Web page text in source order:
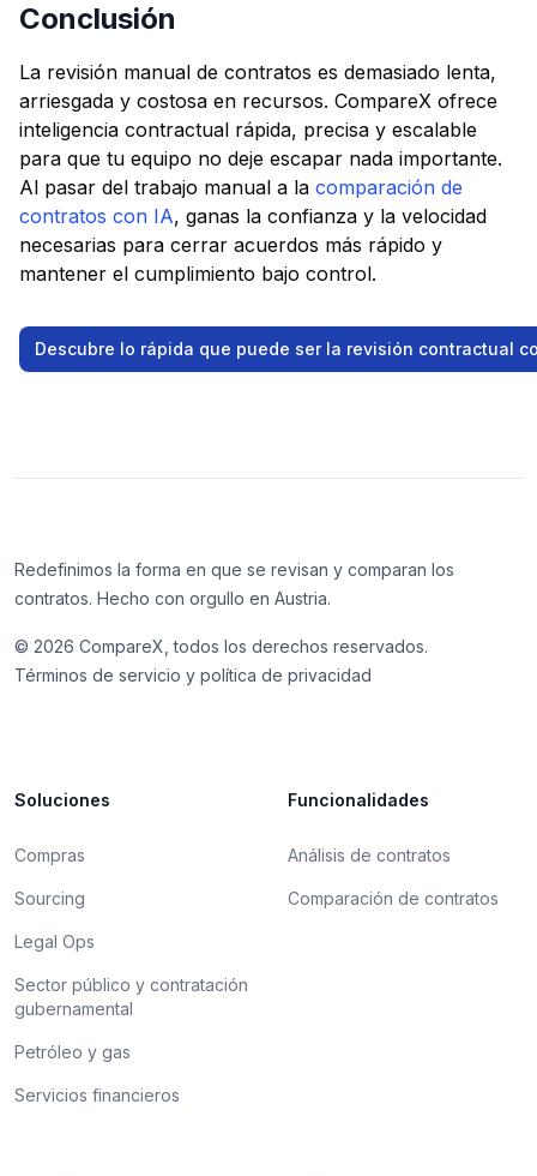
Conclusión
La revisión manual de contratos es demasiado lenta,
arriesgada y costosa en recursos. CompareX ofrece
inteligencia contractual rápida, precisa y escalable
para que tu equipo no deje escapar nada importante.
Al pasar del trabajo manual a la comparación de
contratos con IA, ganas la confianza y la velocidad
necesarias para cerrar acuerdos más rápido y
mantener el cumplimiento bajo control.
Descubre lo rápida que puede ser la revisión contractual
Redefinimos la forma en que se revisan y comparan los
contratos. Hecho con orgullo en Austria.
© 2026 CompareX, todos los derechos reservados.
Términos de servicio y política de privacidad
Soluciones
Compras
Sourcing
Legal Ops
Sector público y contratación
gubernamental
Petróleo y gas
Servicios financieros
Funcionalidades
Análisis de contratos
Comparación de contratos